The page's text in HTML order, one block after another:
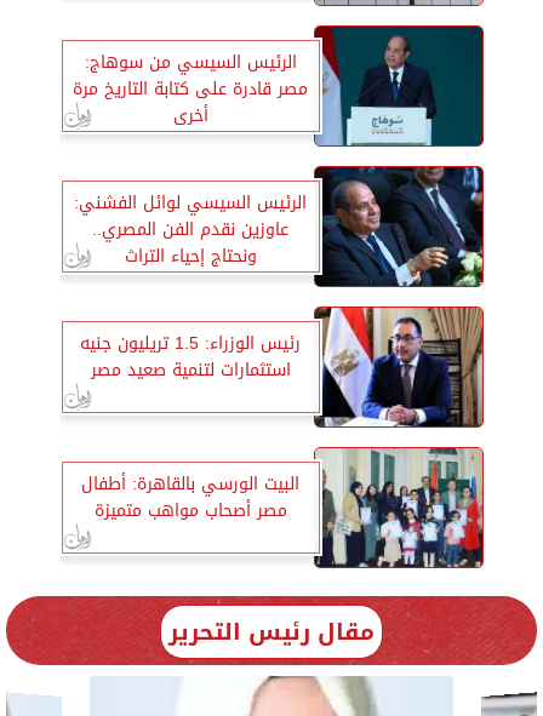
الرئيس السيسي من سوهاج:
مصر قادرة على كتابة التاريخ مرة
أخرى
الرئيس السيسي لوائل الفشني:
عاوزين نقدم الفن المصري..
ونحتاج إحياء التراث
رئيس الوزراء: 1.5 تريليون جنيه
استثمارات لتنمية صعيد مصر
البيت الورسي بالقاهرة: أطفال
مصر أصحاب مواهب متميزة
مقال رئيس التحرير